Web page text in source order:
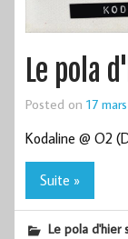
Le pola
Posted on 17
Kodaline @ O2
Suite »
Le pola d'hier